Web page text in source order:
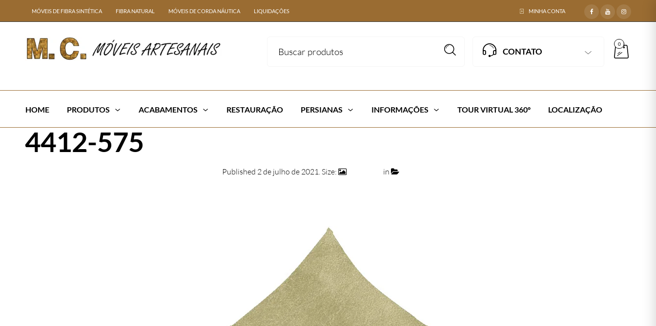
MÓVEIS DE FIBRA SINTÉTICA FIBRA NATURAL MÓVEIS DE CORDA NÁUTICA LIQUIDAÇÕES MINHA CONTA
CONTATO
0
HOME PRODUTOS ACABAMENTOS RESTAURAÇÃO PERSIANAS INFORMAÇÕES TOUR VIRTUAL 360º LOCALIZAÇÃO
4412-575
Published 2 de julho de 2021 . Size: in